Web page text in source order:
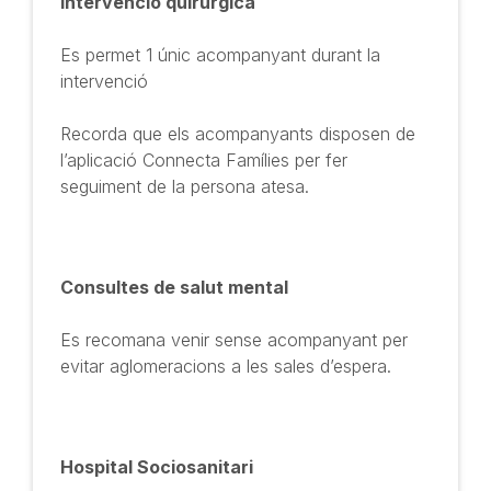
Es permet 1 únic acompanyant durant la
intervenció
Recorda que els acompanyants disposen de
l’aplicació Connecta Famílies per fer
seguiment de la persona atesa.
Consultes de salut mental
Es recomana venir sense acompanyant per
evitar aglomeracions a les sales d’espera.
Hospital Sociosanitari